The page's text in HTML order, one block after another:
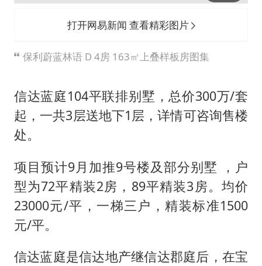
打开网易新闻 查看精彩图片
保利蔚蓝林语 D 4房 163㎡上叠样板房图集
信达蓝庭104平联排别墅，总价300万/套
起，一共3层送地下1层，详情可咨询售楼
处。
项目预计9月加推9号楼及部分别墅 ，户
型为72平精装2房，89平精装3房。均价
23000元/平，一梯三户，精装标准1500
元/平。
信达蓝庭是信达地产继信达郡庭后，在宝